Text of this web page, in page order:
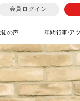
会員ログイン
徒の声 年間行事/ア